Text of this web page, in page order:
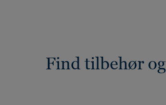
Find tilbehør